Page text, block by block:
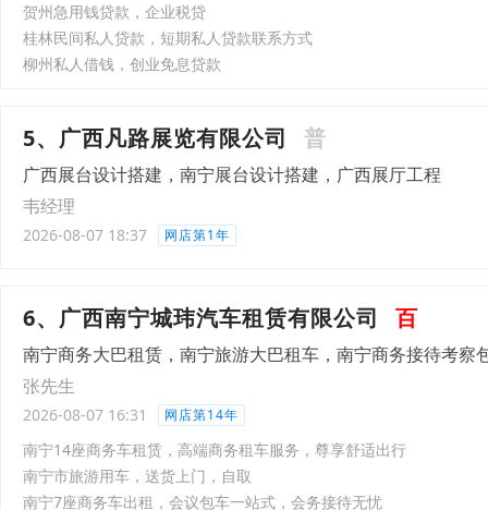
贺州急用钱贷款，企业税贷
桂林民间私人贷款，短期私人贷款联系方式
柳州私人借钱，创业免息贷款
5、广西凡路展览有限公司 普
广西展台设计搭建，南宁展台设计搭建，广西展厅工程
韦经理
2026-08-07 18:37 网店第1年
6、广西南宁城玮汽车租赁有限公司 百
南宁商务大巴租赁，南宁旅游大巴租车，南宁商务接待考察
张先生
2026-08-07 16:31 网店第14年
南宁14座商务车租赁，高端商务租车服务，尊享舒适出行
南宁市旅游用车，送货上门，自取
南宁7座商务车出租，会议包车一站式，会务接待无忧